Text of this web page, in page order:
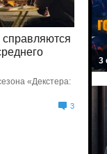
справляются
«Декстера:
3
3